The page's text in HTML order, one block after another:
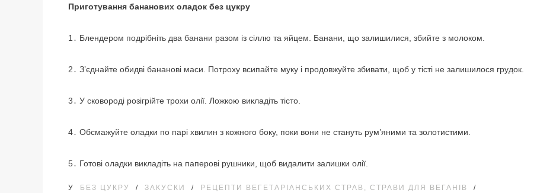
Приготування бананових оладок без цукру
1․ Блендером подрібніть два банани разом із сіллю та яйцем. Банани, що залишилися, збийте з молоком.
2․ З’єднайте обидві бананові маси. Потроху всипайте муку і продовжуйте збивати, щоб у тісті не залишилося грудок.
3․ У сковороді розігрійте трохи олії. Ложкою викладіть тісто.
4․ Обсмажуйте оладки по парі хвилин з кожного боку, поки вони не стануть рум’яними та золотистими.
5․ Готові оладки викладіть на паперові рушники, щоб видалити залишки олії.
У БЕЗ ЦУКРУ / ЗАКУСКИ / РЕЦЕПТИ ВЕГЕТАРІАНСЬКИХ СТРАВ, СТРАВИ ДЛЯ ВЕГАНІВ
/